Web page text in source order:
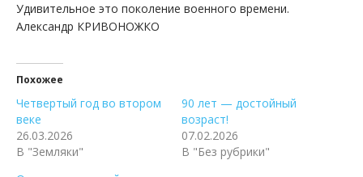
Удивительное это поколение военного времени.
Александр КРИВОНОЖКО
Похожее
Четвертый год во втором
веке
26.03.2026
В "Земляки"
90 лет — достойный
возраст!
07.02.2026
В "Без рубрики"